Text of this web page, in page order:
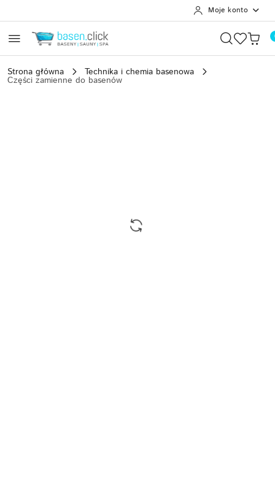
Moje konto
Strona główna Technika i chemia basenowa
Części zamienne do basenów